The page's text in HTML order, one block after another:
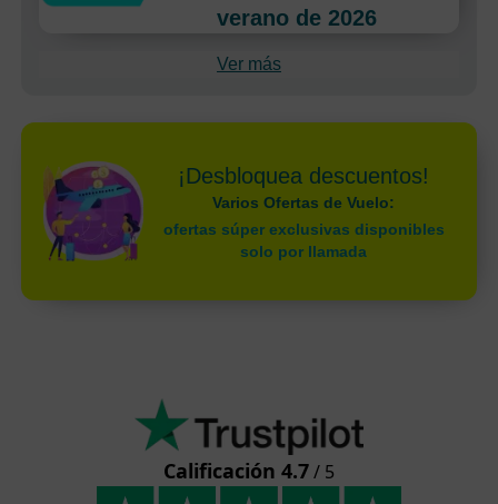
verano de 2026
Ver más
¡Desbloquea descuentos!
Varios Ofertas de Vuelo:
ofertas súper exclusivas disponibles
solo por llamada
Calificación 4.7/ 5